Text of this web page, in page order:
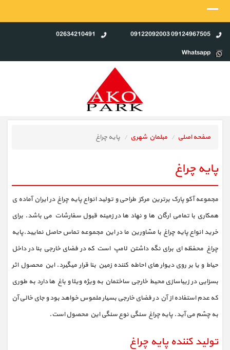
09124967505 09122092003
02634210491
Whatsapp
صفحه اصلی مبلمان شهری پایه چراغ
پایه چراغ
مجموعه آکو پارک برترین مرکز طراحی و تولید انواع پایه چراغ در ایران آماده ی
همکاری با تمامی ارگان ها و نهاد ها در زمینه قبول سفارشات می باشد. برای
خرید انواع پایه چراغ با مشاورین ما در این مجموعه تماس حاصل نمایید.پایه
چراغ محفظه ای برای نگه داشتن لامپ است که در فضای خارجی بنا در داخل
حیاط و یا بر روی دیوار های احاطه کننده زمین بنا قرار میگیرد. این محصول اثر
بسزایی در زیباسازی محیط خارجی ساختمان به ویژه ویلا و باغ ها دارد به طوری
که عدم استفاده از آن در فضای خارجی بسیار ملموس خواهد بود و جای خالی آن
به چشم می آید. پایه چراغ سنگی نوع سنگی این محصول است.
تولید کننده پایه چراغ